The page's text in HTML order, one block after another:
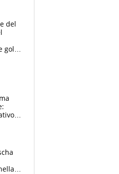
del
e
di